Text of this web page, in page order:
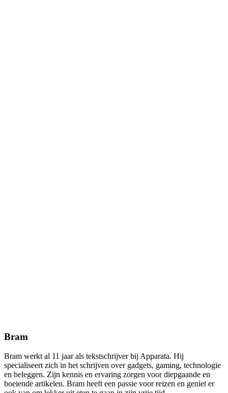
Bram
Bram werkt al 11 jaar als tekstschrijver bij Apparata. Hij
specialiseert zich in het schrijven over gadgets, gaming, technologie
en beleggen. Zijn kennis en ervaring zorgen voor diepgaande en
boeiende artikelen. Bram heeft een passie voor reizen en geniet er